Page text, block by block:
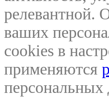
релевантной.
ваших
cookies в
применяются